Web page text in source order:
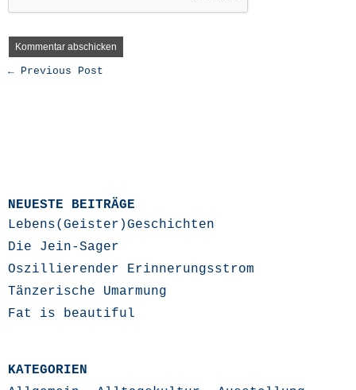
← Previous Post
NEUESTE BEITRÄGE
Lebens(Geister)Geschichten
Die Jein-Sager
Oszillierender Erinnerungsstrom
Tänzerische Umarmung
Fat is beautiful
KATEGORIEN